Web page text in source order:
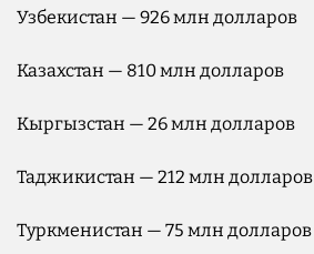
Узбекистан — 926 млн долларов
Казахстан — 810 млн долларов
Кыргызстан — 26 млн долларов
Таджикистан — 212 млн долларов
Туркменистан — 75 млн долларов